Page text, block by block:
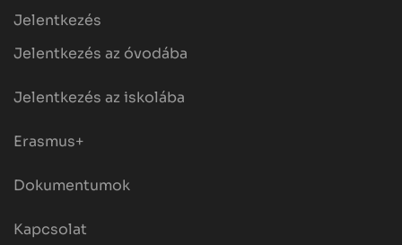
Jelentkezés
Jelentkezés az óvodába
Jelentkezés az iskolába
Erasmus+
Dokumentumok
Kapcsolat